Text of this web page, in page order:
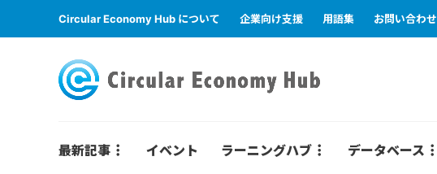
Circular Economy Hub について 企業向け支援 用語集 お問い合わせ
最新記事 イベント ラーニングハブ データベース